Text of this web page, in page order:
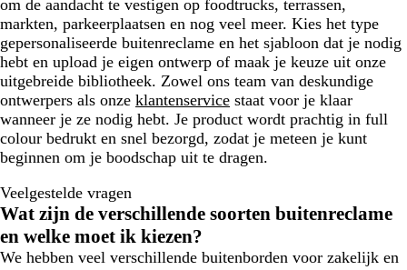
om de aandacht te vestigen op foodtrucks, terrassen,
markten, parkeerplaatsen en nog veel meer. Kies het type
gepersonaliseerde buitenreclame en het sjabloon dat je nodig
hebt en upload je eigen ontwerp of maak je keuze uit onze
uitgebreide bibliotheek. Zowel ons team van deskundige
ontwerpers als onze klantenservice staat voor je klaar
wanneer je ze nodig hebt. Je product wordt prachtig in full
colour bedrukt en snel bezorgd, zodat je meteen je kunt
beginnen om je boodschap uit te dragen.
Veelgestelde vragen
Wat zijn de verschillende soorten buitenreclame
en welke moet ik kiezen?
We hebben veel verschillende buitenborden voor zakelijk en